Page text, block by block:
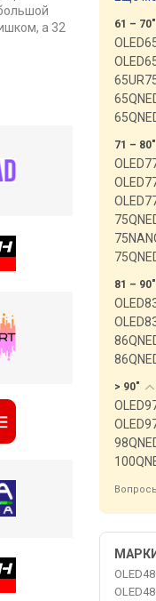
а 32
61 – 70"
71 – 80"
81 – 90"
> 90"